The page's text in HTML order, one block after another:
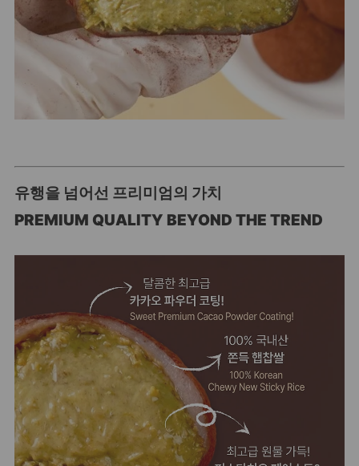
유행을 넘어선 프리미엄의 가치
PREMIUM QUALITY BEYOND THE TREND